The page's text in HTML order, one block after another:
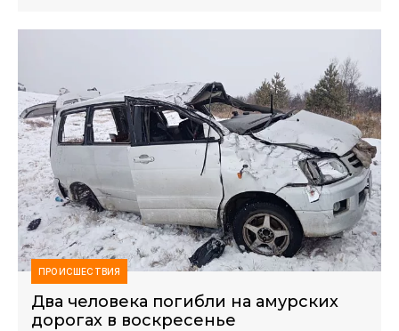
ПРОИСШЕСТВИЯ
Два человека погибли на амурских
дорогах в воскресенье